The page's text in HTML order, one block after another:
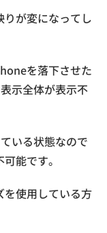
りが変になってし
を落下させた
示全体が表示不
いる状態なので
能です。
使用している方